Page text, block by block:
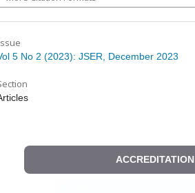
5 No 2 (2023): JSER, December 2023
ACCREDITATION